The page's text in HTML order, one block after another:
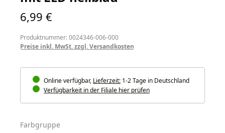
Regulärer Preis:
6,99 €
Produktnummer: 0024346-006-000
Preise inkl. MwSt. zzgl. Versandkosten
Online verfügbar, Lieferzeit: 1-2 Tage in Deutschland
Verfügbarkeit in der Filiale hier prüfen
Farbgruppe